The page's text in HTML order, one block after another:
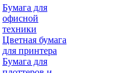
Бумага для
офисной
техники
Цветная бумага
для принтера
Бумага для